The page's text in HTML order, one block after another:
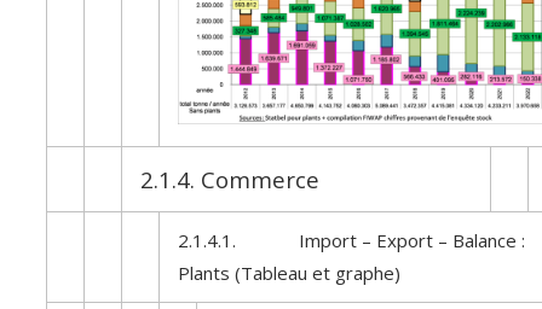
2.1.4. Commerce
2.1.4.1. Import – Export – Balance :
Plants (Tableau et graphe)